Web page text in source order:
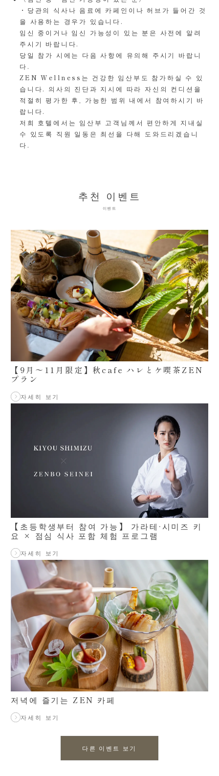
・당관의 식사나 음료에 카페인이나 허브가 들어간 것
을 사용하는 경우가 있습니다.
임신 중이거나 임신 가능성이 있는 분은 사전에 알려
주시기 바랍니다.
당일 참가 시에는 다음 사항에 유의해 주시기 바랍니
다.
ZEN Wellness는 건강한 임산부도 참가하실 수 있
습니다. 의사의 진단과 지시에 따라 자신의 컨디션을
적절히 평가한 후, 가능한 범위 내에서 참여하시기 바
랍니다.
저희 호텔에서는 임산부 고객님께서 편안하게 지내실
수 있도록 직원 일동은 최선을 다해 도와드리겠습니
다.
추천 이벤트
이벤트
【9月〜11月限定】秋cafe ハレとケ喫茶ZEN
プラン
자세히 보기
【초등학생부터 참여 가능】 가라테·시미즈 키
요 × 점심 식사 포함 체험 프로그램
자세히 보기
저녁에 즐기는 ZEN 카페
자세히 보기
다른 이벤트 보기